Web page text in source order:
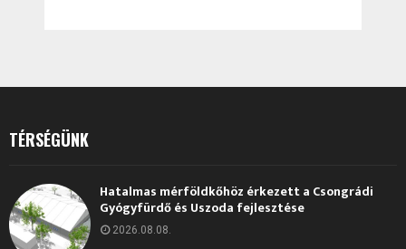
TÉRSÉGÜNK
Hatalmas mérföldkőhöz érkezett a Csongrádi
Gyógyfürdő és Uszoda fejlesztése
2026.08.08.